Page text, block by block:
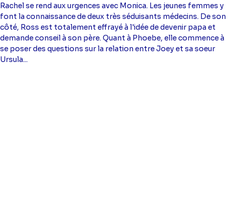
Rachel se rend aux urgences avec Monica. Les jeunes femmes y
font la connaissance de deux très séduisants médecins. De son
côté, Ross est totalement effrayé à l'idée de devenir papa et
demande conseil à son père. Quant à Phoebe, elle commence à
se poser des questions sur la relation entre Joey et sa soeur
Ursula...